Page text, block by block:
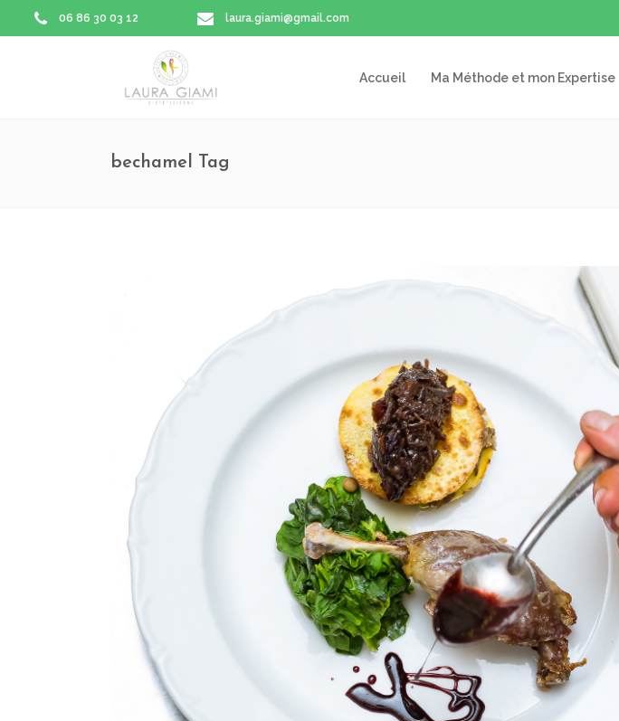
06 86 30 03 12 laura.giami@gmail.com
Accueil Ma Méthode et mon Expertise
bechamel Tag